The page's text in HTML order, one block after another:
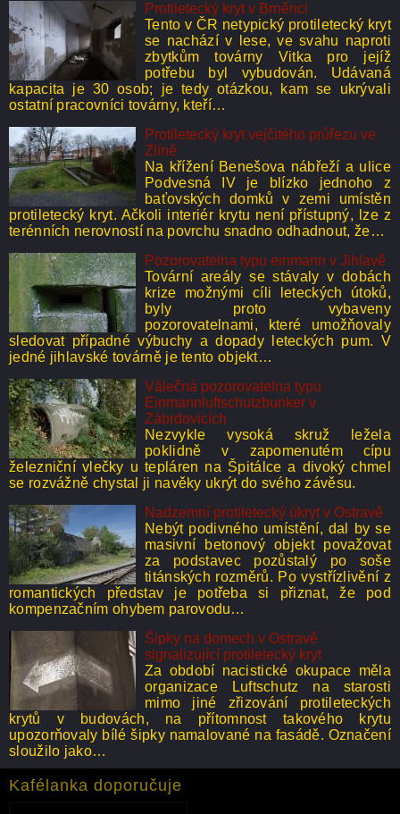
Protiletecký kryt v Brněnci
Tento v ČR netypický protiletecký kryt
se nachází v lese, ve svahu naproti
zbytkům továrny Vitka pro jejíž
potřebu byl vybudován. Udávaná
kapacita je 30 osob; je tedy otázkou, kam se ukrývali
ostatní pracovníci továrny, kteří…
Protiletecký kryt vejčitého průřezu ve
Zlíně
Na křížení Benešova nábřeží a ulice
Podvesná IV je blízko jednoho z
baťovských domků v zemi umístěn
protiletecký kryt. Ačkoli interiér krytu není přístupný, lze z
terénních nerovností na povrchu snadno odhadnout, že…
Pozorovatelna typu einmann v Jihlavě
Tovární areály se stávaly v dobách
krize možnými cíli leteckých útoků,
byly proto vybaveny
pozorovatelnami, které umožňovaly
sledovat případné výbuchy a dopady leteckých pum. V
jedné jihlavské továrně je tento objekt…
Válečná pozorovatelna typu
Einmannluftschutzbunker v
Zábrdovicích
Nezvykle vysoká skruž ležela
poklidně v zapomenutém cípu
železniční vlečky u tepláren na Špitálce a divoký chmel
se rozvážně chystal ji navěky ukrýt do svého závěsu.
Nadzemní protiletecký úkryt v Ostravě
Nebýt podivného umístění, dal by se
masivní betonový objekt považovat
za podstavec pozůstalý po soše
titánských rozměrů. Po vystřízlivění z
romantických představ je potřeba si přiznat, že pod
kompenzačním ohybem parovodu…
Šipky na domech v Ostravě
signalizující protiletecký kryt
Za období nacistické okupace měla
organizace Luftschutz na starosti
mimo jiné zřizování protileteckých
krytů v budovách, na přítomnost takového krytu
upozorňovaly bílé šipky namalované na fasádě. Označení
sloužilo jako…
Kafélanka doporučuje